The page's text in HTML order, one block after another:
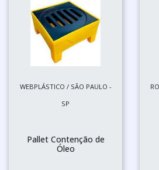
WEBPLÁSTICO / SÃO PAULO -
SP
Pallet Contenção de
Óleo